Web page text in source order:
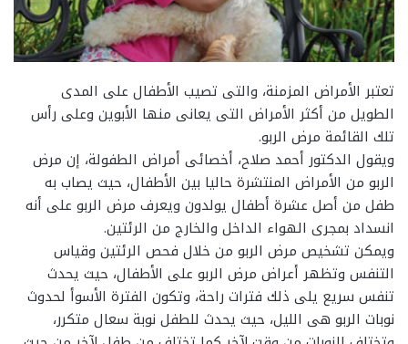
تعتبر الأمراض المزمنة، والتى تصيب الأطفال على المدى
الطويل من أكثر الأمراض التى يعانى منها الأبوين وعلى رأس
تلك القائمة مرض الربو.
ويقول الدكتور أحمد صلاح، أخصائى أمراض الطفولة، إن مرض
الربو من الأمراض المنتشرة حاليا بين الأطفال، حيث يصاب به
طفل من أصل عشرة أطفال يولدون ويعرف مرض الربو على أنه
انسداد بمجرى الهواء الداخل والخارج من الرئتين.
ويمكن تشخيص مرض الربو من خلال فحص الرئتين وقياس
التنفس وتظهر أعراض مرض الربو على الأطفال، حيث يحدث
تنفس سريع يلى ذلك فترات راحة، وتكون الفترة الأسوأ لحدوث
نوبات الربو هى الليل، حيث يحدث للطفل نوبة سعال متكرر،